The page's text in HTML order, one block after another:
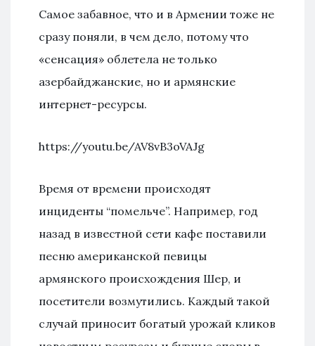
Самое забавное, что и в Армении тоже не
сразу поняли, в чем дело, потому что
«сенсация» облетела не только
азербайджанские, но и армянские
интернет-ресурсы.
https://youtu.be/AV8vB3oVAJg
Время от времени происходят
инциденты “помельче”. Например, год
назад в известной сети кафе поставили
песню американской певицы
армянского происхождения Шер, и
посетители возмутились. Каждый такой
случай приносит богатый урожай кликов